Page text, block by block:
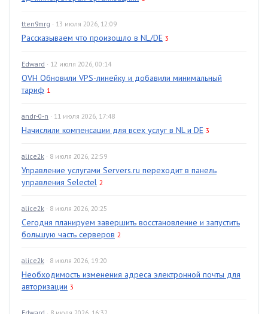
tten9mrg · 13 июля 2026, 12:09
Рассказываем что произошло в NL/DE 3
Edward · 12 июля 2026, 00:14
OVH Обновили VPS-линейку и добавили минимальный
тариф 1
andr-0-n · 11 июля 2026, 17:48
Начислили компенсации для всех услуг в NL и DE 3
alice2k · 8 июля 2026, 22:59
Управление услугами Servers.ru переходит в панель
управления Selectel 2
alice2k · 8 июля 2026, 20:25
Сегодня планируем завершить восстановление и запустить
большую часть серверов 2
alice2k · 8 июля 2026, 19:20
Необходимость изменения адреса электронной почты для
авторизации 3